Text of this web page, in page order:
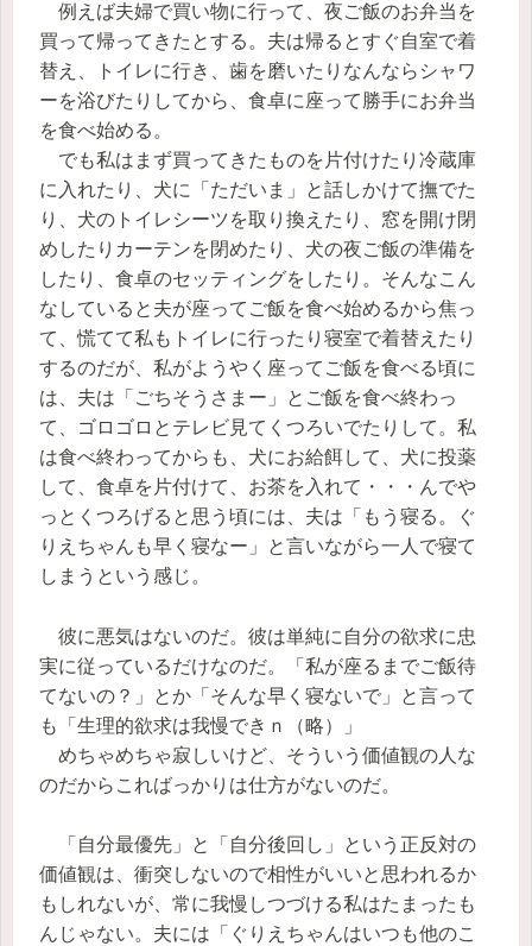
例えば夫婦で買い物に行って、夜ご飯のお弁当を
買って帰ってきたとする。夫は帰るとすぐ自室で着
替え、トイレに行き、歯を磨いたりなんならシャワ
ーを浴びたりしてから、食卓に座って勝手にお弁当
を食べ始める。
でも私はまず買ってきたものを片付けたり冷蔵庫
に入れたり、犬に「ただいま」と話しかけて撫でた
り、犬のトイレシーツを取り換えたり、窓を開け閉
めしたりカーテンを閉めたり、犬の夜ご飯の準備を
したり、食卓のセッティングをしたり。そんなこん
なしていると夫が座ってご飯を食べ始めるから焦っ
て、慌てて私もトイレに行ったり寝室で着替えたり
するのだが、私がようやく座ってご飯を食べる頃に
は、夫は「ごちそうさまー」とご飯を食べ終わっ
て、ゴロゴロとテレビ見てくつろいでたりして。私
は食べ終わってからも、犬にお給餌して、犬に投薬
して、食卓を片付けて、お茶を入れて・・・んでや
っとくつろげると思う頃には、夫は「もう寝る。ぐ
りえちゃんも早く寝なー」と言いながら一人で寝て
しまうという感じ。
彼に悪気はないのだ。彼は単純に自分の欲求に忠
実に従っているだけなのだ。「私が座るまでご飯待
てないの？」とか「そんな早く寝ないで」と言って
も「生理的欲求は我慢できｎ（略）」
めちゃめちゃ寂しいけど、そういう価値観の人な
のだからこればっかりは仕方がないのだ。
「自分最優先」と「自分後回し」という正反対の
価値観は、衝突しないので相性がいいと思われるか
もしれないが、常に我慢しつづける私はたまったも
んじゃない。夫には「ぐりえちゃんはいつも他のこ